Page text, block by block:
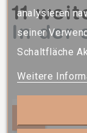
analysieren
seiner
Schaltfläche
Weitere
11
In der